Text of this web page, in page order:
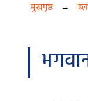
मुखपृष्ठ →